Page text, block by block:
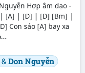
Hợp âm dạo -
[A] | [D] | [D] [Bm] |
Con sáo [A] bay xa
Don Nguyễn